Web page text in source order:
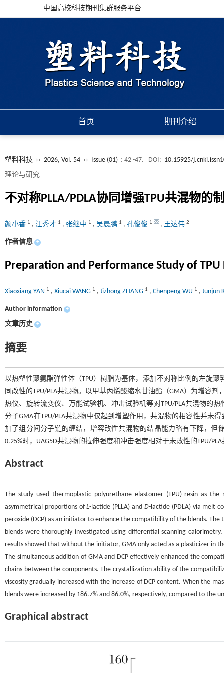
中国高校科技期刊集群服务平台
首页 期刊介绍
塑料科技 ›› 2026, Vol. 54 ›› Issue (01) : 42 -47. DOI: 10.15925/
理论与研究
不对称PLLA/PDLA协同增强TPU共混物的
颜小香 1 , 汪秀才 1 , 张继中 1 , 吴晨鹏 1 , 孔俊俊 1 , 王达伟 2
作者信息 +
Preparation and Performance Study of
Xiaoxiang YAN 1 , Xiucai WANG 1 , Jizhong ZHANG 1 , Chenpeng WU 1 , Junjun
Author information +
文章历史 +
摘要
以热塑性聚氨酯弹性体（TPU）树脂为基体，添加不对称比例的左旋聚
同改性的TPU/PLA共混物。以甲基丙烯酸缩水甘油酯（GMA）为增容
热仪、旋转流变仪、万能试验机、冲击试验机等对TPU/PLA共混物的
分子GMA在TPU/PLA共混物中仅起到增塑作用，共混物的相容性并未
加了组分间分子链的缠结，增容改性共混物的结晶能力略有下降，但
0.25%时，UAG5D共混物的拉伸强度和冲击强度相对于未改性的TPU/
Abstract
The study used thermoplastic polyurethane elastomer (TPU) resin as
asymmetrical proportions ofL-lactide (PLLA) and D-lactide (PDLA) via melt
peroxide (DCP) as an initiator to enhance the compatibility of the blends.
blends were thoroughly investigated using differential scanning
results showed that without the initiator, GMA only acted as a plasticizer in
The simultaneous addition of GMA and DCP effectively enhanced the
chains between the components. The crystallization ability of the
viscosity gradually increased with the increase of DCP content. When the
blends were increased by 186.7% and 86.0%, respectively, compared to the
Graphical abstract